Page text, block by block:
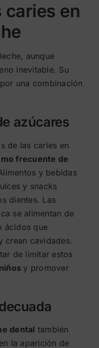
caries en
aunque
inevitable. Su
una combinación
azúcares
de las caries en
frecuente de
y bebidas
y snacks
dientes. Las
se alimentan de
ácidos que
crean cavidades.
de limitar estos
y promover
dental también
la aparición de